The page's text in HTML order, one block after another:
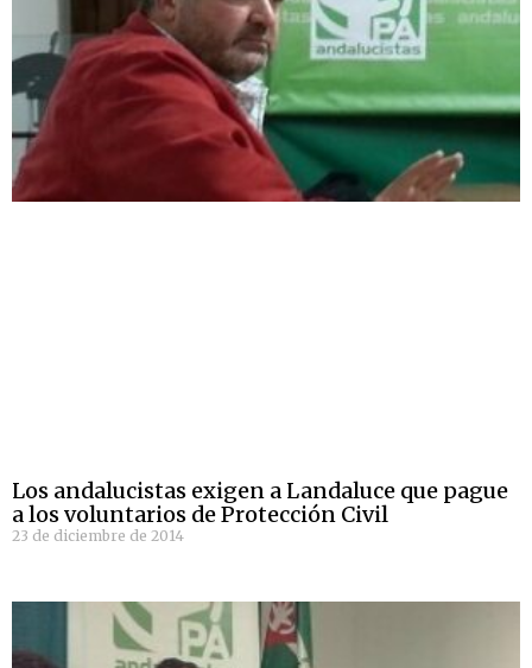
Los andalucistas exigen a Landaluce que pague
a los voluntarios de Protección Civil
23 de diciembre de 2014